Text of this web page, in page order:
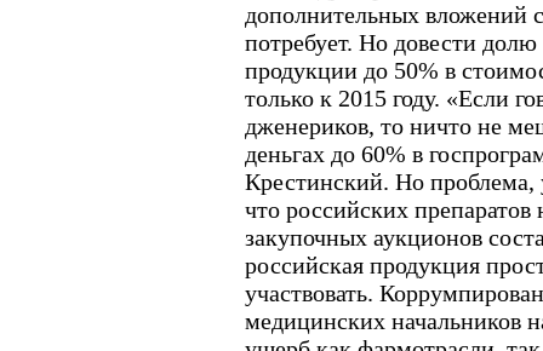
дополнительных вложений
потребует. Но довести
продукции до 50% в
только к 2015 году. «Если
дженериков, то ничто не
деньгах до 60% в
Крестинский. Но проблема,
что российских препаратов
закупочных аукционов
российская продукция
участвовать.
медицинских начальников